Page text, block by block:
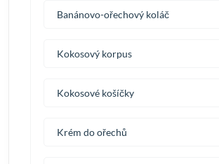
Banánovo-ořechový koláč
Kokosový korpus
Kokosové košíčky
Krém do ořechů